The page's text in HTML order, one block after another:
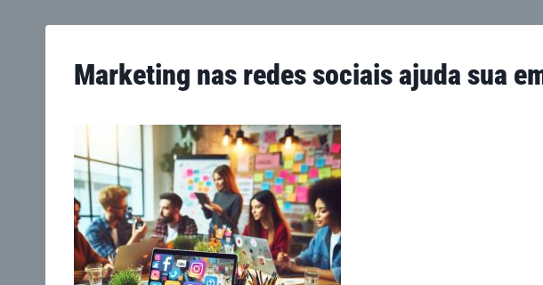
Marketing nas redes sociais ajuda sua